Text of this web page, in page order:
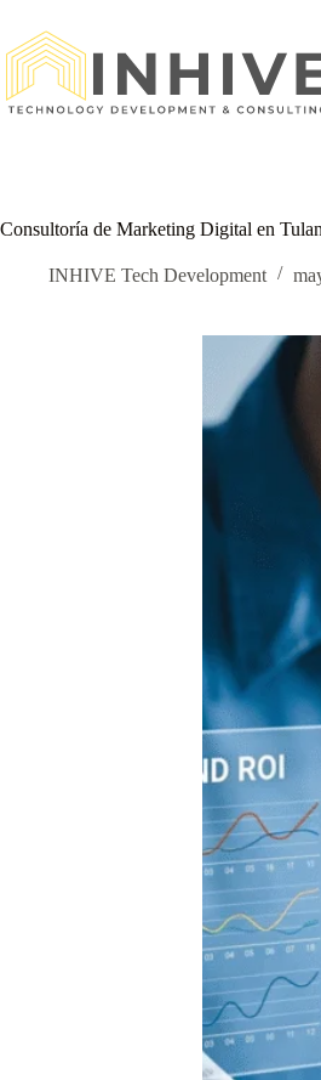
contenido
Consultoría de Marketing Digital en
INHIVE Tech Development